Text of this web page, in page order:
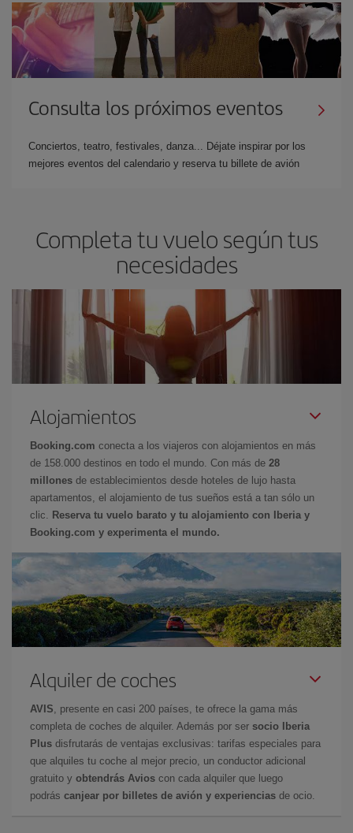
Consulta los próximos eventos
Conciertos, teatro, festivales, danza... Déjate inspirar por los
mejores eventos del calendario y reserva tu billete de avión
Completa tu vuelo según tus
necesidades
Alojamientos
Booking.com conecta a los viajeros con alojamientos en más
de 158.000 destinos en todo el mundo. Con más de 28
millones de establecimientos desde hoteles de lujo hasta
apartamentos, el alojamiento de tus sueños está a tan sólo un
clic.
Reserva tu vuelo barato y tu alojamiento con Iberia y
Booking.com y experimenta el mundo.
Alquiler de coches
AVIS , presente en casi 200 países, te ofrece la gama más
completa de coches de alquiler. Además por ser socio Iberia
Plus disfrutarás de ventajas exclusivas: tarifas especiales para
que alquiles tu coche al mejor precio, un conductor adicional
gratuito y obtendrás Avios con cada alquiler que luego
podrás canjear por billetes de avión y experiencias de ocio.